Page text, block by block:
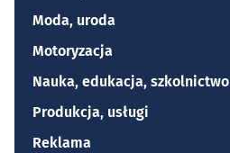
Moda, uroda
Motoryzacja
Nauka, edukacja, szkolnictwo
Produkcja, usługi
Reklama